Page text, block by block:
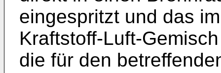
eingespritzt und das
Kraftstoff-Luft-
die für den